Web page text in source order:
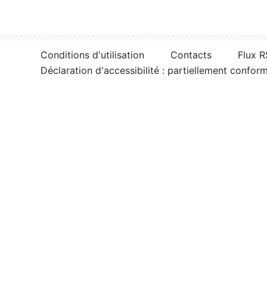
Conditions d'utilisation Contacts
Flux
Déclaration d'accessibilité : partiellement